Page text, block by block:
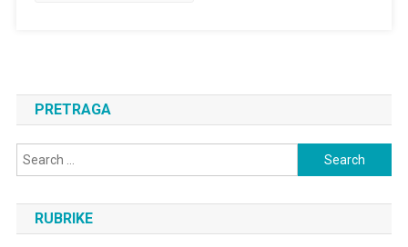
PRETRAGA
Search
for:
RUBRIKE